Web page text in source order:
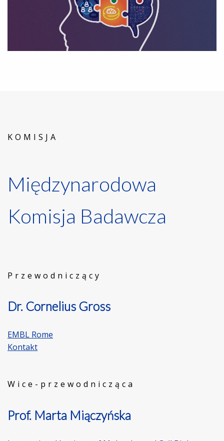
KOMISJA
Międzynarodowa
Komisja Badawcza
Przewodniczący
Dr. Cornelius Gross
EMBL Rome
Kontakt
Wice-przewodnicząca
Prof. Marta Miączyńska